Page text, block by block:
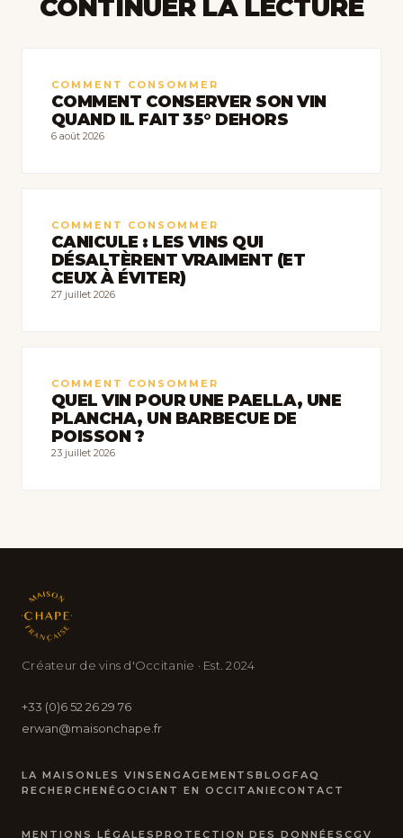
CONTINUER LA LECTURE
COMMENT CONSOMMER
COMMENT CONSERVER SON VIN
QUAND IL FAIT 35° DEHORS
6 août 2026
COMMENT CONSOMMER
CANICULE : LES VINS QUI
DÉSALTÈRENT VRAIMENT (ET
CEUX À ÉVITER)
27 juillet 2026
COMMENT CONSOMMER
QUEL VIN POUR UNE PAELLA, UNE
PLANCHA, UN BARBECUE DE
POISSON ?
23 juillet 2026
Créateur de vins d'Occitanie · Est. 2024
+33 (0)6 52 26 29 76
erwan@maisonchape.fr
LA MAISON LES VINS ENGAGEMENTSBLOGFAQ
RECHERCHENÉGOCIANT EN OCCITANIECONTACT
MENTIONS LÉGALES PROTECTION DES DONNÉESCGV